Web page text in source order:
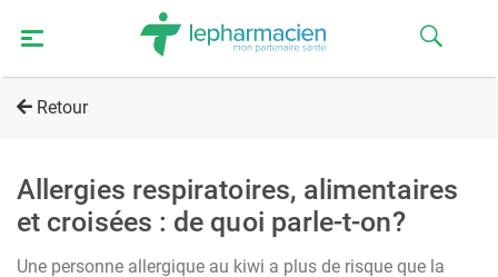
Retour
Allergies respiratoires, alimentaires
et croisées : de quoi parle-t-on?
Une personne allergique au kiwi a plus de risque que la